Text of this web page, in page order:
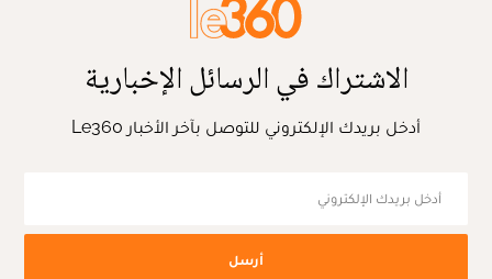
الاشتراك في الرسائل الإخبارية
أدخل بريدك الإلكتروني للتوصل بآخر الأخبار Le360
أرسل